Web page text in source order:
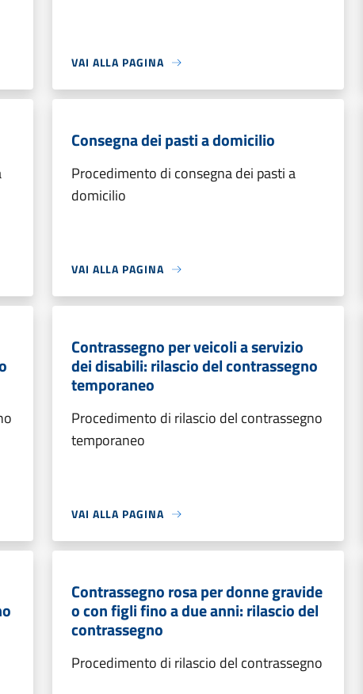
VAI ALLA PAGINA
Consegna dei pasti a domicilio
Procedimento di consegna dei pasti a
domicilio
VAI ALLA PAGINA
Contrassegno per veicoli a servizio
dei disabili: rilascio del contrassegno
temporaneo
Procedimento di rilascio del contrassegno
temporaneo
VAI ALLA PAGINA
Contrassegno rosa per donne gravide
o con figli fino a due anni: rilascio del
contrassegno
Procedimento di rilascio del contrassegno